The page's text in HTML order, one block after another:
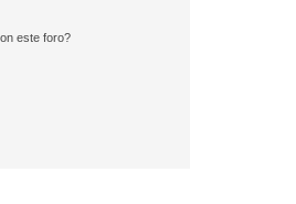
este foro?